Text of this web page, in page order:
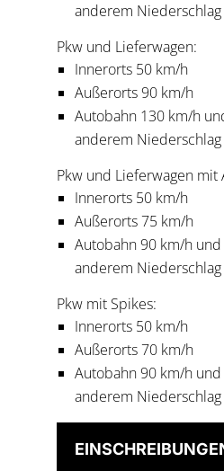
anderem
Pkw und Lieferwagen:
Innerorts 50 km/h
Außerorts 90 km/h
Autobahn 130 km/h
anderem
Pkw und Lieferwagen mit
Innerorts 50 km/h
Außerorts 75 km/h
Autobahn 90 km/h
anderem
Pkw mit Spikes:
Innerorts 50 km/h
Außerorts 70 km/h
Autobahn 90 km/h
anderem